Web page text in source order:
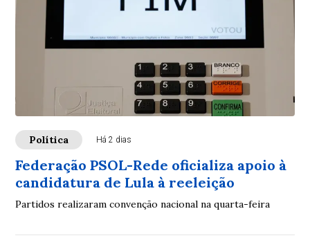
Política Há 2 dias
Federação PSOL-Rede oficializa apoio à
candidatura de Lula à reeleição
Partidos realizaram convenção nacional na quarta-feira